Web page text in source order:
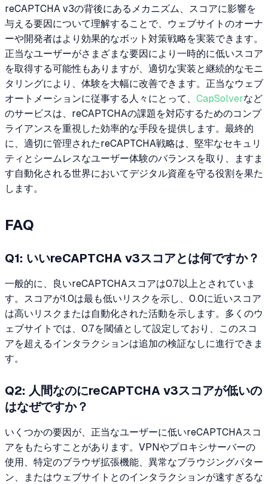
reCAPTCHA v3の背後にあるメカニズム、スコアに影響を
与える要因について理解することで、ウェブサイトのオーナ
ーや開発者はより効果的なボット対策戦略を実装できます。
正当なユーザーがさまざまな要因により一時的に低いスコア
を取得する可能性もありますが、適切な実装と継続的なモニ
タリングにより、体験を大幅に改善できます。正当なウェブ
オートメーションに従事する人々にとって、 CapSolverなど
のサービスは、reCAPTCHAの課題を対応するためのコンプ
ライアンスを重視した効率的な手段を提供します。最終的
に、適切に管理されたreCAPTCHA戦略は、堅牢なセキュリ
ティとシームレスなユーザー体験のバランスを取り、ますま
す自動化される世界においてデジタル資産を守る役割を果た
します。
FAQ
Q1: いいreCAPTCHA v3スコアとは何ですか？
一般的に、良いreCAPTCHAスコアは0.7以上とされていま
す。スコアが1.0は最も低いリスクを示し、0.0に近いスコア
は高いリスクまたは自動化された活動を示します。多くのウ
ェブサイトでは、0.7を閾値として設定しており、このスコ
アを超えるインタラクションは追加の検証なしに進行できま
す。
Q2: 人間なのにreCAPTCHA v3スコアが低いの
はなぜですか？
いくつかの要因が、正当なユーザーに低いreCAPTCHAスコ
アをもたらすことがあります。VPNやプロキシサーバーの
使用、特定のブラウザ拡張機能、異常なブラウジングパター
ン、またはウェブサイトとのインタラクションが速すぎるな